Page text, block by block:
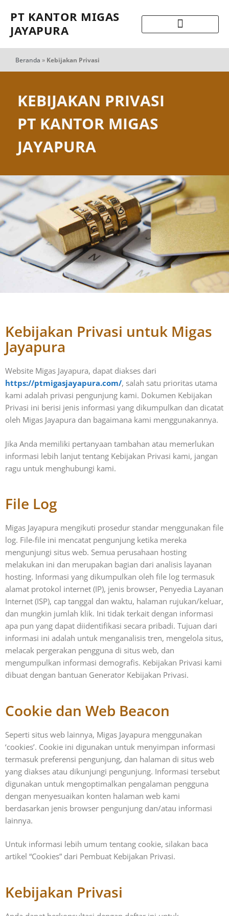
PT KANTOR MIGAS
JAYAPURA
Beranda » Kebijakan Privasi
KEBIJAKAN PRIVASI
PT KANTOR MIGAS
JAYAPURA
Kebijakan Privasi untuk Migas
Jayapura
Website Migas Jayapura, dapat diakses dari
https://ptmigasjayapura.com/, salah satu prioritas utama
kami adalah privasi pengunjung kami. Dokumen Kebijakan
Privasi ini berisi jenis informasi yang dikumpulkan dan dicatat
oleh Migas Jayapura dan bagaimana kami menggunakannya.
Jika Anda memiliki pertanyaan tambahan atau memerlukan
informasi lebih lanjut tentang Kebijakan Privasi kami, jangan
ragu untuk menghubungi kami.
File Log
Migas Jayapura mengikuti prosedur standar menggunakan file
log. File-file ini mencatat pengunjung ketika mereka
mengunjungi situs web. Semua perusahaan hosting
melakukan ini dan merupakan bagian dari analisis layanan
hosting. Informasi yang dikumpulkan oleh file log termasuk
alamat protokol internet (IP), jenis browser, Penyedia Layanan
Internet (ISP), cap tanggal dan waktu, halaman rujukan/keluar,
dan mungkin jumlah klik. Ini tidak terkait dengan informasi
apa pun yang dapat diidentifikasi secara pribadi. Tujuan dari
informasi ini adalah untuk menganalisis tren, mengelola situs,
melacak pergerakan pengguna di situs web, dan
mengumpulkan informasi demografis. Kebijakan Privasi kami
dibuat dengan bantuan Generator Kebijakan Privasi.
Cookie dan Web Beacon
Seperti situs web lainnya, Migas Jayapura menggunakan
‘cookies’. Cookie ini digunakan untuk menyimpan informasi
termasuk preferensi pengunjung, dan halaman di situs web
yang diakses atau dikunjungi pengunjung. Informasi tersebut
digunakan untuk mengoptimalkan pengalaman pengguna
dengan menyesuaikan konten halaman web kami
berdasarkan jenis browser pengunjung dan/atau informasi
lainnya.
Untuk informasi lebih umum tentang cookie, silakan baca
artikel “Cookies” dari Pembuat Kebijakan Privasi.
Kebijakan Privasi